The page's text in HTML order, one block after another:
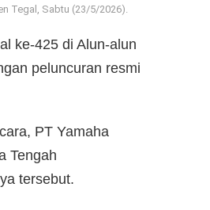
Tegal, Sabtu (23/5/2026).
ke-425 di Alun-alun
peluncuran resmi
PT Yamaha
Tengah
tersebut.